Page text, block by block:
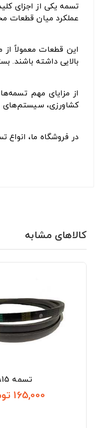
تسمه یکی از اجزای
عملکرد میان قطعات
این قطعات معمولاً از
بالایی داشته باشند.
از مزایای مهم
کشاورزی، سیستم‌های
در فروشگاه ما،
کالاهای مشابه
تسمه A15
165,000 تومان